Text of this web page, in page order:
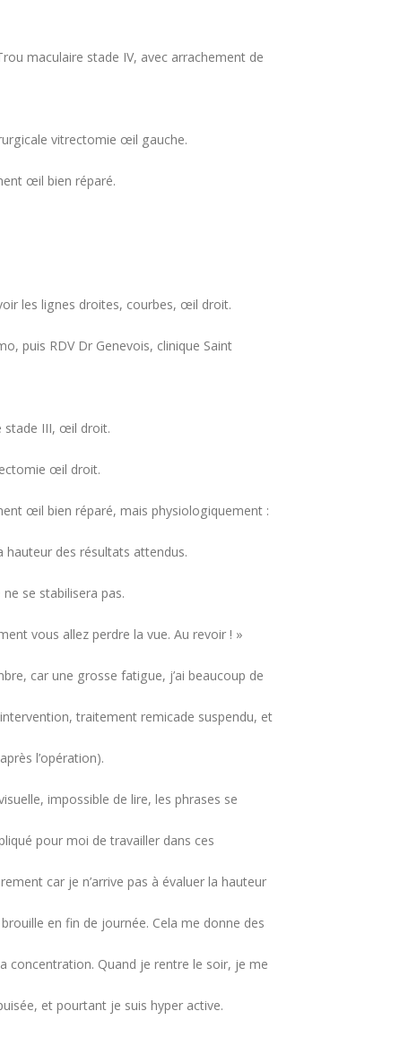
maculaire stade IV, avec arrachement de
vitrectomie œil gauche.
œil bien réparé.
les lignes droites, courbes, œil droit.
puis RDV Dr Genevois, clinique Saint
stade III, œil droit.
œil droit.
œil bien réparé, mais physiologiquement :
hauteur des résultats attendus.
se stabilisera pas.
vous allez perdre la vue. Au revoir ! »
car une grosse fatigue, j’ai beaucoup de
traitement remicade suspendu, et
l’opération).
impossible de lire, les phrases se
pour moi de travailler dans ces
car je n’arrive pas à évaluer la hauteur
en fin de journée. Cela me donne des
concentration. Quand je rentre le soir, je me
et pourtant je suis hyper active.